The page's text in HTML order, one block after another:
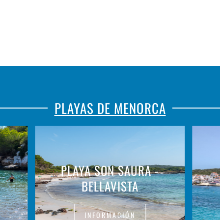
PLAYAS DE MENORCA
PLAYA SON SAURA -
BELLAVISTA
INFORMACIÓN